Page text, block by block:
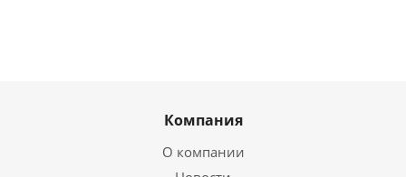
Компания
О компании